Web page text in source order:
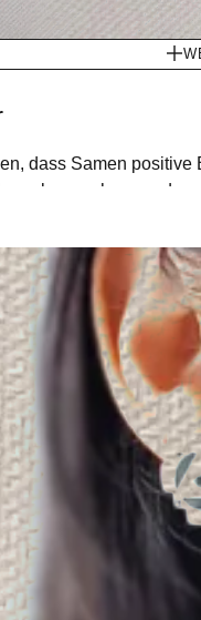
dass Samen
her, um